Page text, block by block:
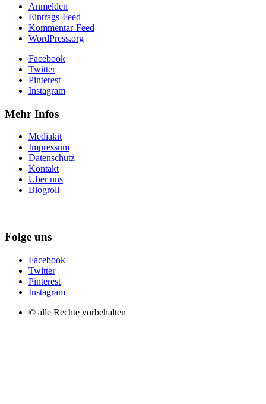
Anmelden
Eintrags-Feed
Kommentar-Feed
WordPress.org
Facebook
Twitter
Pinterest
Instagram
Mehr Infos
Mediakit
Impressum
Datenschutz
Kontakt
Über uns
Blogroll
Folge uns
Facebook
Twitter
Pinterest
Instagram
© alle Rechte vorbehalten